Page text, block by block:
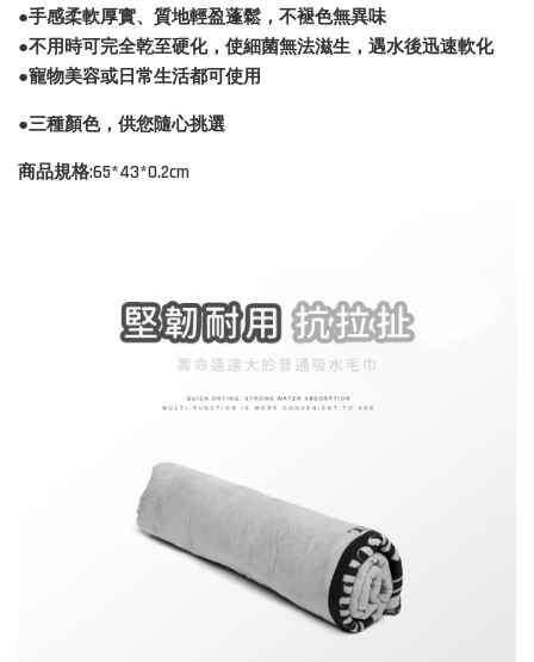
●手感柔軟厚實、質地輕盈蓬鬆，不褪色無異味
●不用時可完全乾至硬化，使細菌無法滋生，遇水後迅速軟化
●寵物美容或日常生活都可使用
●三種顏色，供您隨心挑選
商品規格:65*43*0.2cm